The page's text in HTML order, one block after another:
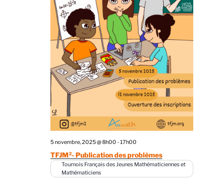
TFJM²- Publication des problèmes
5 novembre, 2025 @ 8h00 -17h00
Tournois Français des Jeunes Mathématiciennes et
Mathématiciens